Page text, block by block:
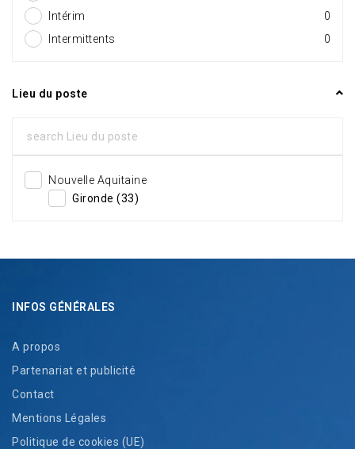
Intérim
0
Intermittents
0
Lieu du poste
Nouvelle Aquitaine
Gironde (33)
INFOS GÉNÉRALES
A propos
Partenariat et publicité
Contact
Mentions Légales
Politique de cookies (UE)